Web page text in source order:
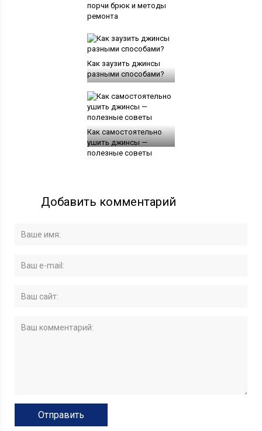
порчи брюк и методы
ремонта
Как заузить джинсы
разными способами?
Как самостоятельно
ушить джинсы —
полезные советы
Добавить комментарий